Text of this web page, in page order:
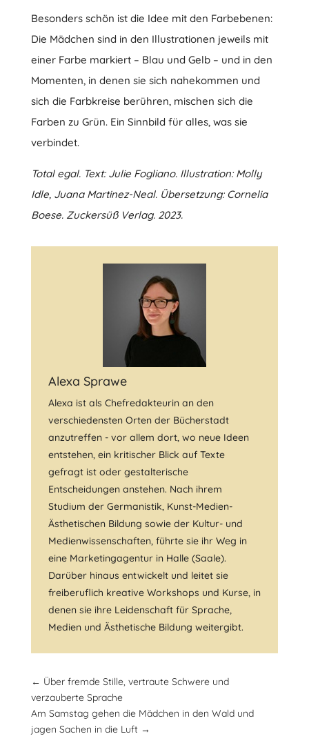
Besonders schön ist die Idee mit den Farbebenen:
Die Mädchen sind in den Illustrationen jeweils mit
einer Farbe markiert – Blau und Gelb – und in den
Momenten, in denen sie sich nahekommen und
sich die Farbkreise berühren, mischen sich die
Farben zu Grün. Ein Sinnbild für alles, was sie
verbindet.
Total egal. Text: Julie Fogliano. Illustration: Molly
Idle, Juana Martinez-Neal. Übersetzung: Cornelia
Boese. Zuckersüß Verlag. 2023.
Alexa Sprawe
Alexa ist als Chefredakteurin an den
verschiedensten Orten der Bücherstadt
anzutreffen - vor allem dort, wo neue Ideen
entstehen, ein kritischer Blick auf Texte
gefragt ist oder gestalterische
Entscheidungen anstehen. Nach ihrem
Studium der Germanistik, Kunst-Medien-
Ästhetischen Bildung sowie der Kultur- und
Medienwissenschaften, führte sie ihr Weg in
eine Marketingagentur in Halle (Saale).
Darüber hinaus entwickelt und leitet sie
freiberuflich kreative Workshops und Kurse, in
denen sie ihre Leidenschaft für Sprache,
Medien und Ästhetische Bildung weitergibt.
← Über fremde Stille, vertraute Schwere und
verzauberte Sprache
Am Samstag gehen die Mädchen in den Wald und
jagen Sachen in die Luft→